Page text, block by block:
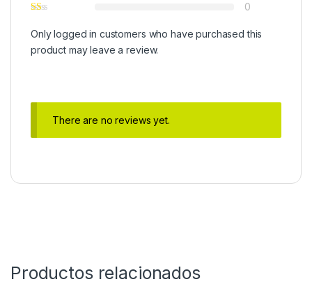
0
Only logged in customers who have purchased this
product may leave a review.
There are no reviews yet.
Productos relacionados